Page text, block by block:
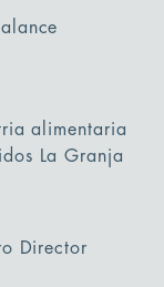
alimentaria
La Granja
Director